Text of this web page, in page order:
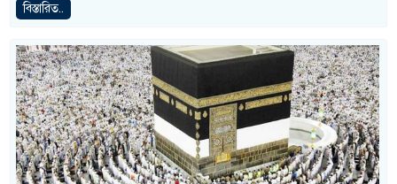
বিস্তারিত..